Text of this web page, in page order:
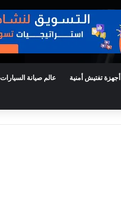
أجهزة تفتيش أمنية عالم صيانة السيارات